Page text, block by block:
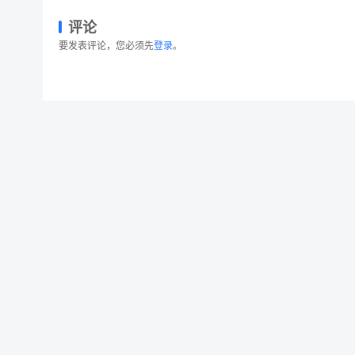
评论
要发表评论，您必须先登录。